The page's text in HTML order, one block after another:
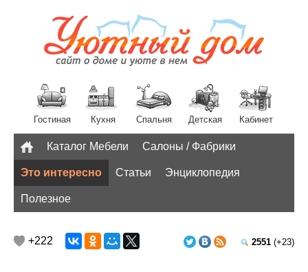
Гостиная Кухня Спальня Детская Кабинет
Разное
Каталог Мебели Салоны / Фабрики
Это интересно Статьи Энциклопедия
Полезное
2551 (+23)
+222